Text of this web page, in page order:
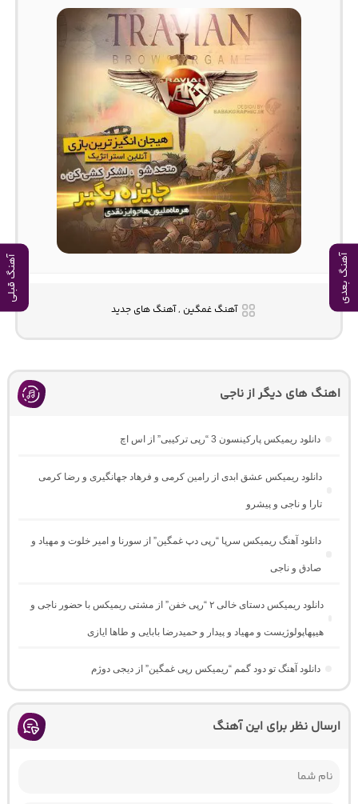
آهنگ بعدی آهنگ قبلی
آهنگ غمگین , آهنگ های جدید
اهنگ های دیگر از ناجی
دانلود ریمیکس پارکینسون 3 “رپی ترکیبی” از اس اچ
دانلود ریمیکس عشق ابدی از رامین کرمی و فرهاد جهانگیری و رضا کرمی
تارا و ناجی و پیشرو
دانلود آهنگ ریمیکس سرپا “رپی دپ غمگین” از سورنا و امیر خلوت و مهیاد و
صادق و ناجی
دانلود ریمیکس دستای خالی ۲ “رپی خفن” از مشتی ریمیکس با حضور ناجی و
هیپهاپولوژیست و مهیاد و پیدار و حمیدرضا بابایی و طاها ایازی
دانلود آهنگ تو دود گمم “ریمیکس رپی غمگین” از دیجی دوژم
ارسال نظر برای این آهنگ